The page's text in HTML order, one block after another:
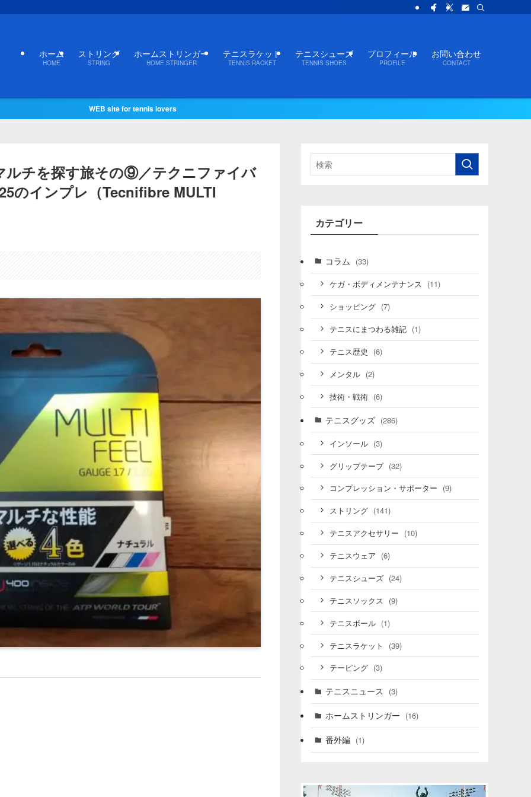
ホーム
HOME
ストリング
STRING
ホームストリンガー
HOME STRINGER
テニスラケット
TENNIS RACKET
テニスシューズ
TENNIS SHOES
プロフィール
PROFILE
お問い合わせ
CONTACT
WEB site for tennis lovers
ルチを探す旅その⑨／テクニファイバ
のインプレ（Tecnifibre MULTI
カテゴリー
コラム (33)
ケガ・ボディメンテナンス (11)
ショッピング (7)
テニスにまつわる雑記 (1)
テニス歴史 (6)
メンタル (2)
技術・戦術 (6)
テニスグッズ (286)
インソール (3)
グリップテープ (32)
コンプレッション・サポーター (9)
ストリング (141)
テニスアクセサリー (10)
テニスウェア (6)
テニスシューズ (24)
テニスソックス (9)
テニスボール (1)
テニスラケット (39)
テーピング (3)
テニスニュース (3)
ホームストリンガー (16)
番外編 (1)